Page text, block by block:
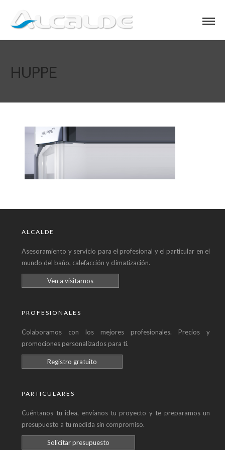
HUPPE
ALCALDE
Asesoramiento y servicio para el profesional y el particular en el
mundo del baño, calefacción y climatización.
Ven a visitarnos
PROFESIONALES
Colaboramos con los mejores profesionales. Precios y
promociones personalizados para ti.
Registro gratuito
PARTICULARES
Cuéntanos tu idea, envíanos tu proyecto y te preparamos un
presupuesto a tu medida sin compromiso.
Solicitar presupuesto